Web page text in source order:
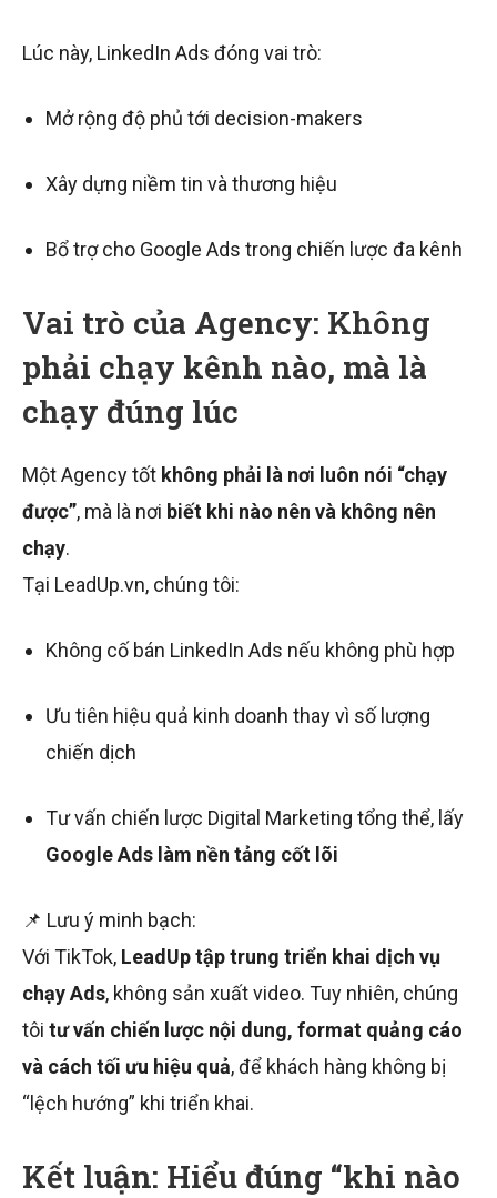
Lúc này, LinkedIn Ads đóng vai trò:
Mở rộng độ phủ tới decision-makers
Xây dựng niềm tin và thương hiệu
Bổ trợ cho Google Ads trong chiến lược đa kênh
Vai trò của Agency: Không
phải chạy kênh nào, mà là
chạy đúng lúc
Một Agency tốt không phải là nơi luôn nói “chạy
được”, mà là nơi biết khi nào nên và không nên
chạy.
Tại LeadUp.vn, chúng tôi:
Không cố bán LinkedIn Ads nếu không phù hợp
Ưu tiên hiệu quả kinh doanh thay vì số lượng
chiến dịch
Tư vấn chiến lược Digital Marketing tổng thể, lấy
Google Ads làm nền tảng cốt lõi
📌 Lưu ý minh bạch:
Với TikTok, LeadUp tập trung triển khai dịch vụ
chạy Ads, không sản xuất video. Tuy nhiên, chúng
tôi tư vấn chiến lược nội dung, format quảng cáo
và cách tối ưu hiệu quả, để khách hàng không bị
“lệch hướng” khi triển khai.
Kết luận: Hiểu đúng “khi nào